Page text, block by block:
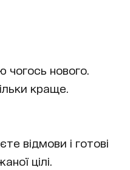
чогось нового.
краще.
відмови і готові
цілі.